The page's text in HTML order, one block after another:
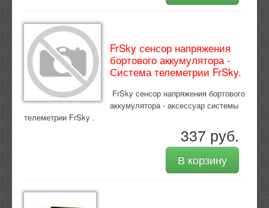
FrSky сенсор напряжения
бортового аккумулятора -
Система телеметрии FrSky.
FrSky сенсор напряжения бортового
аккумулятора - аксессуар системы
телеметрии FrSky .
337 руб.
В корзину